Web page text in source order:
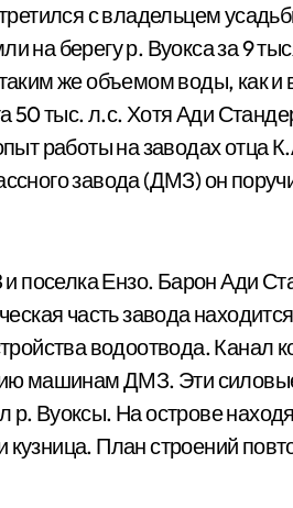
с владельцем
на берегу р. Вуокса за 9
же объемом воды, как
50 тыс. л.с. Хотя Ади
работы на за­водах отца
завода (ДМЗ) он
поселка Ензо. Барон Ади
часть завода
водоотвода. Канал
машинам ДМЗ. Эти
Вуоксы. На острове
План строений